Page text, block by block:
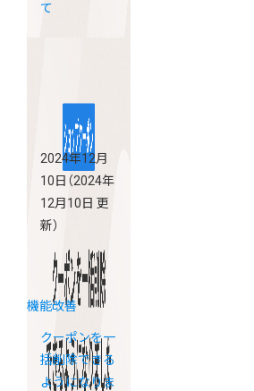
て
2024年12月
10日 （2024年
12月10日 更
新）
機能改善
クーポンを一
括削除できる
ようになりま